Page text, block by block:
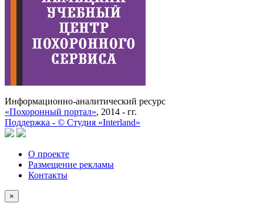
Информационно-аналитический ресурс
«Похоронный портал», 2014 - гг.
Поддержка - © Cтудия «Interland»
О проекте
Размещение рекламы
Контакты
×